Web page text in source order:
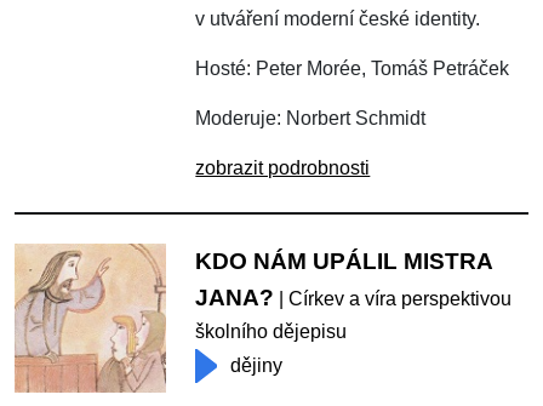
v utváření moderní české identity.
Hosté: Peter Morée, Tomáš Petráček
Moderuje: Norbert Schmidt
zobrazit podrobnosti
KDO NÁM UPÁLIL MISTRA
JANA? | Církev a víra perspektivou
školního dějepisu
dějiny